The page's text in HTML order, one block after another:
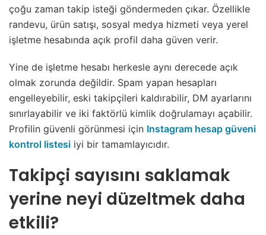
çoğu zaman takip isteği göndermeden çıkar. Özellikle
randevu, ürün satışı, sosyal medya hizmeti veya yerel
işletme hesabında açık profil daha güven verir.
Yine de işletme hesabı herkesle aynı derecede açık
olmak zorunda değildir. Spam yapan hesapları
engelleyebilir, eski takipçileri kaldırabilir, DM ayarlarını
sınırlayabilir ve iki faktörlü kimlik doğrulamayı açabilir.
Profilin güvenli görünmesi için Instagram hesap güveni
kontrol listesi iyi bir tamamlayıcıdır.
Takipçi sayısını saklamak
yerine neyi düzeltmek daha
etkili?